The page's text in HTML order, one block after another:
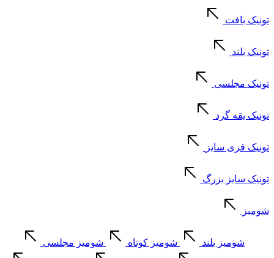
تونیک بافت
تونیک بلند
تونیک مجلسی
تونیک یقه گرد
تونیک فری سایز
تونیک سایز بزرگ
شومیز
شومیز بلند شومیز کوتاه شومیز مجلسی